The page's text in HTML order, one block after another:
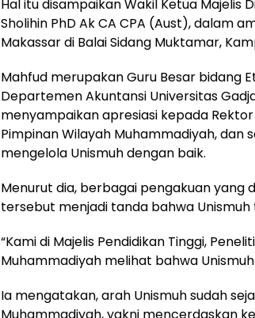
Hal itu disampaikan Wakil Ketua Majelis
Sholihin PhD Ak CA CPA (Aust), dalam
Makassar di Balai Sidang Muktamar,
Mahfud merupakan Guru Besar bidang
Departemen Akuntansi Universitas
menyampaikan apresiasi kepada
Pimpinan Wilayah Muhammadiyah, dan
mengelola Unismuh dengan baik.
Menurut dia, berbagai pengakuan yang
tersebut menjadi tanda bahwa
“Kami di Majelis Pendidikan Tinggi,
Muhammadiyah melihat bahwa
Ia mengatakan, arah Unismuh sudah
Muhammadiyah, yakni mencerdaskan